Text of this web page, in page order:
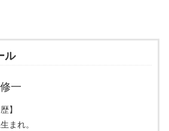
ル
一
】
まれ。